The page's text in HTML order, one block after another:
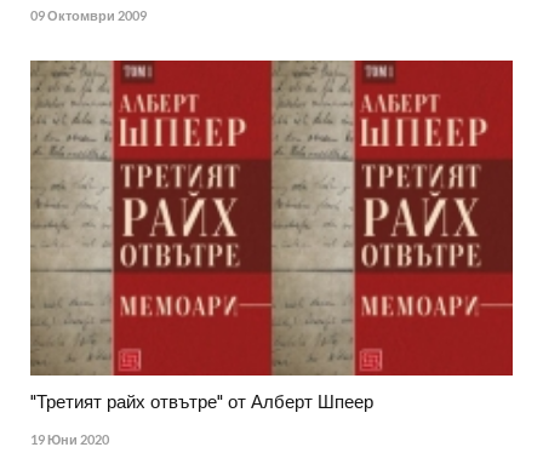
09 Октомври 2009
"Третият райх отвътре" от Алберт Шпеер
19 Юни 2020